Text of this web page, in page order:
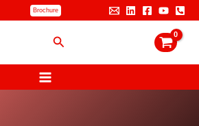
Brochure
Buscar